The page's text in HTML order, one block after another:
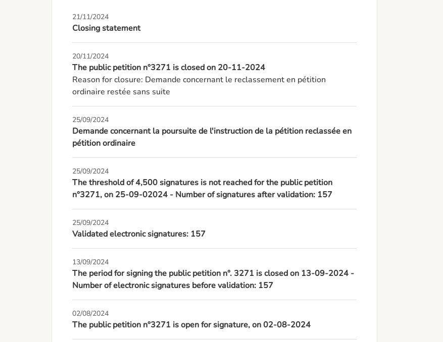
21/11/2024
Closing statement
20/11/2024
The public petition n°3271 is closed on 20-11-2024
Reason for closure: Demande concernant le reclassement en pétition
ordinaire restée sans suite
25/09/2024
Demande concernant la poursuite de l'instruction de la pétition reclassée en
pétition ordinaire
25/09/2024
The threshold of 4,500 signatures is not reached for the public petition
n°3271, on 25-09-02024 - Number of signatures after validation: 157
25/09/2024
Validated electronic signatures: 157
13/09/2024
The period for signing the public petition n°. 3271 is closed on 13-09-2024 -
Number of electronic signatures before validation: 157
02/08/2024
The public petition n°3271 is open for signature, on 02-08-2024